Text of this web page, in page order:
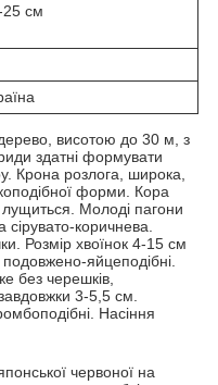
25 см
висотою до 30 м, з
здатні формувати
Крона розлога, широка,
форми. Кора
Молоді пагони
коричнева.
Розмір хвоїнок 4-15 см
яйцеподібні.
без черешків,
3-5,5 см.
Насіння
червоної на